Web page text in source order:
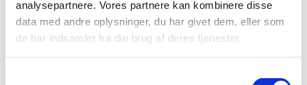
analysepartnere. Vores partnere kan kombinere disse
data med andre oplysninger, du har givet dem, eller som
de har indsamlet fra din brug af deres tjenester.
Bowling
Restaurant Diget
Åbningstider 2026
Del denne side på facebook